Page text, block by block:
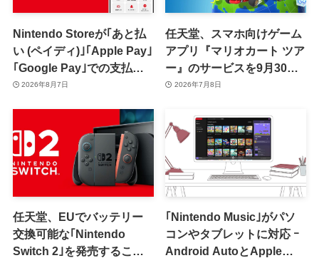
Nintendo Storeが｢あと払
い (ペイディ)｣｢Apple Pay｣
｢Google Pay｣での支払い
に対応
2026年8月7日
任天堂、スマホ向けゲーム
アプリ『マリオカート ツア
ー』のサービスを9月30日
で終了へ
2026年7月8日
任天堂、EUでバッテリー
交換可能な｢Nintendo
Switch 2｣を発売すること
｢Nintendo Music｣がパソ
コンやタブレットに対応 ｰ
Android AutoとApple